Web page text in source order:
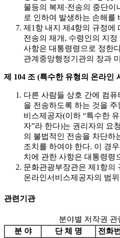
물등의 복제·전송의 중단
로 인하여 발생하는 손해를
제1항 내지 제4항의 규정에
전송의 재개, 수령인의 지
사항은 대통령령으로 정한
관계중앙행정기관의 장과
제 104 조 (특수한 유형의 온라인
다른 사람들 상호 간에 컴
을 전송하도록 하는 것을
비스제공자(이하 “특수한
자”라 한다)는 권리자의 요
의 불법적인 전송을 차단하
조치를 하여야 한다. 이 경
치에 관한 사항은 대통령령
문화관광부장관은 제1항의
온라인서비스제공자의 범
관련기관
분야별 저작권 관
분 야
단 체 명 전화